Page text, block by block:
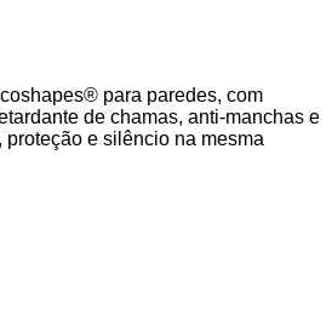
para paredes, com
de chamas, anti-manchas e
e silêncio na mesma